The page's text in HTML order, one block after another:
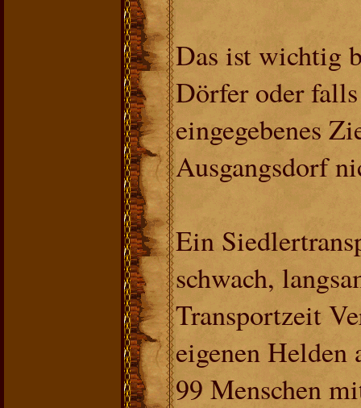
Das ist wichtig
Dörfer oder
eingegebenes
Ausgangsdorf
Ein
schwach,
Transportzeit
eigenen
99 Menschen